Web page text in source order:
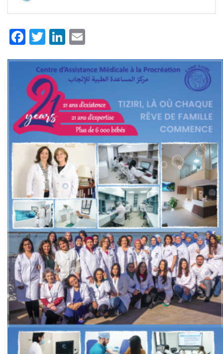
Facebook
TwitterLinkedIn